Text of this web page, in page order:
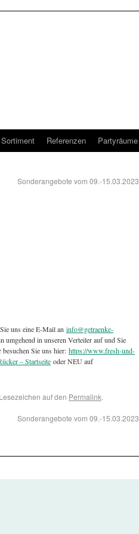
Sortiment Referenzen Partyräume
Sonderangebote vom 09.-15.03.2023
uns eine E-Mail an info@getraenke-
umgehend in unseren Verteiler auf und Sie
Sie uns hier: https://www.fresh-und-
– Startseite oder NEU auf
auf den Permalink.
Sonderangebote vom 09.-15.03.2023